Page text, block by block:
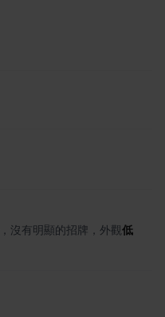
，沒有明顯的招牌，外觀低